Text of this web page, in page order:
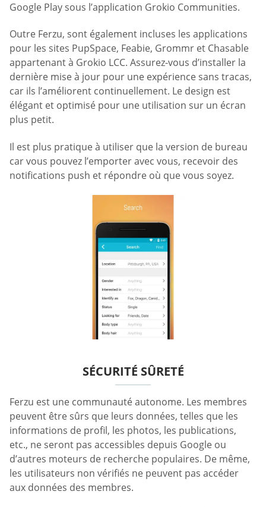
Google Play sous l’application Grokio Communities.
Outre Ferzu, sont également incluses les applications
pour les sites PupSpace, Feabie, Grommr et Chasable
appartenant à Grokio LCC. Assurez-vous d’installer la
dernière mise à jour pour une expérience sans tracas,
car ils l’améliorent continuellement. Le design est
élégant et optimisé pour une utilisation sur un écran
plus petit.
Il est plus pratique à utiliser que la version de bureau
car vous pouvez l’emporter avec vous, recevoir des
notifications push et répondre où que vous soyez.
SÉCURITÉ SÛRETÉ
Ferzu est une communauté autonome. Les membres
peuvent être sûrs que leurs données, telles que les
informations de profil, les photos, les publications,
etc., ne seront pas accessibles depuis Google ou
d’autres moteurs de recherche populaires. De même,
les utilisateurs non vérifiés ne peuvent pas accéder
aux données des membres.